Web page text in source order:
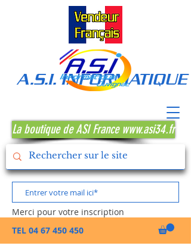
TEL 04 67 450 450
A.S.I.
La boutique de ASI France www.asi34.fr
Merci pour votre inscription